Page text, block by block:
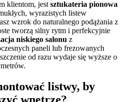
klientom, jestsztukateria pionowa
wyrazistych listew
wzrok do naturalnego podążania z
tworzą silny rytm i perfekcyjnie
niskiego salonu z
paneli lub frezowanych
od razu wydaje się wyższe o
listwy, by